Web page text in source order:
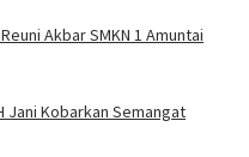
Akbar SMKN 1 Amuntai
Jani Kobarkan Semangat